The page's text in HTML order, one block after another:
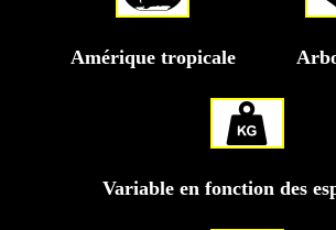
Amérique tropicale
Variable en fonction des